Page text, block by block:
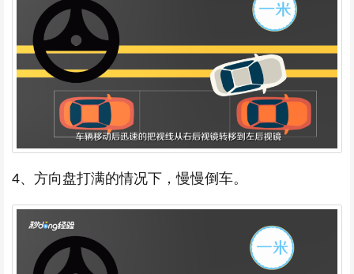
4、方向盘打满的情况下，慢慢倒车。